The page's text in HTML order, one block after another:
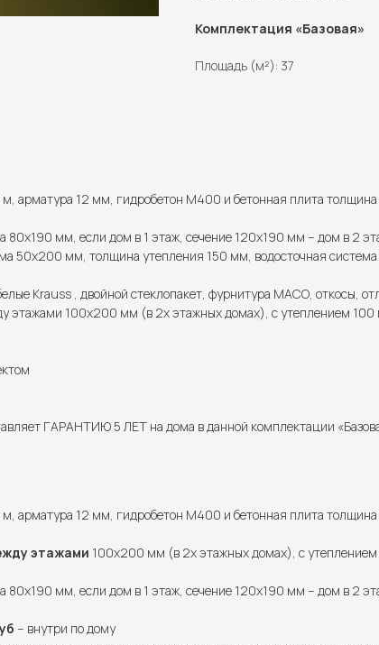
Комплектация «Базовая»
Площадь (м²): 37
арматура 12 мм, гидробетон М400 и бетонная плита
80х190 мм, если дом в 1 этаж, сечение 120х190 мм – дом в 2
50х200 мм, толщина утепления 150 мм, водосточная
Krauss , двойной стеклопакет, фурнитура МАСО, откосы,
этажами 100х200 мм (в 2х этажных домах), с утеплением 100
ГАРАНТИЮ 5 ЛЕТ на дома в данной комплектации
арматура 12 мм, гидробетон М400 и бетонная плита
этажами 100х200 мм (в 2х этажных домах), с
80х190 мм, если дом в 1 этаж, сечение 120х190 мм – дом в 2
– внутри по дому